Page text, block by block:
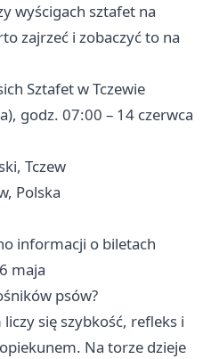
wyścigach sztafet na
zajrzeć i zobaczyć to na
Sztafet w Tczewie
godz. 07:00 – 14 czerwca
Tczew
Polska
informacji o biletach
maja
psów?
się szybkość, refleks i
Na torze dzieje